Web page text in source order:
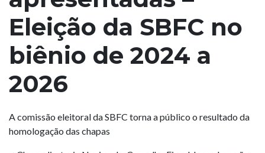
Eleição da SBFC no
biênio de 2024 a
2026
A comissão eleitoral da SBFC torna a público o resultado da
homologação das chapas